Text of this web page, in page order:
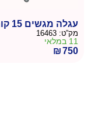
עגלה מגשים 15 קומות
מק”ט: 16463
11 במלאי
₪750